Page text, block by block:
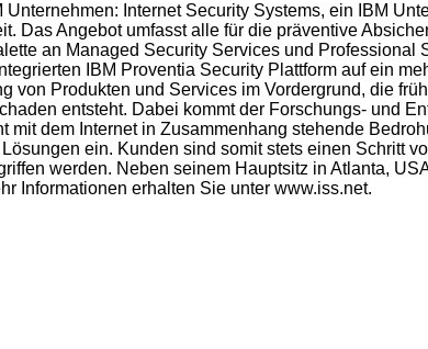
Internet Security Systems, ein IBM
Das Angebot umfasst alle für die präventive
an Managed Security Services und
IBM Proventia Security Plattform auf ein
von Produkten und Services im Vordergrund, die
entsteht. Dabei kommt der Forschungs- und
mit dem Internet in Zusammenhang stehende
ein. Kunden sind somit stets einen Schritt
werden. Neben seinem Hauptsitz in Atlanta,
Informationen erhalten Sie unter www.iss.net.